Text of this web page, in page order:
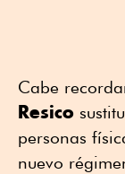
Cabe
Resico
personas
nuevo